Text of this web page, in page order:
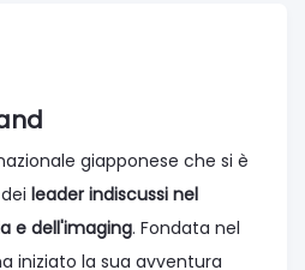
giapponese che si è
leader indiscussi nel
e dell'imaging. Fondata nel
iniziato la sua avventura